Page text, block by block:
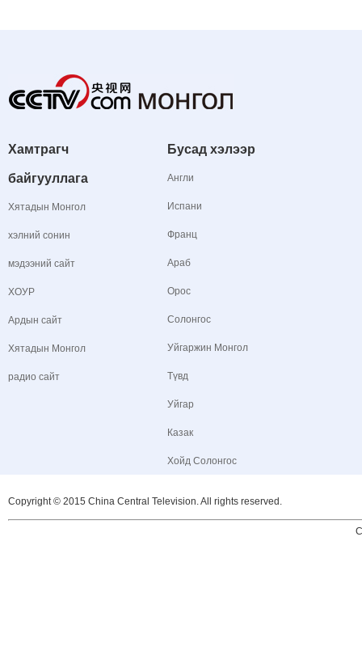
Хамтрагч
байгууллага
Хятадын Монгол
хэлний сонин
мэдээний сайт
ХОУР
Ардын сайт
Хятадын Монгол
радио сайт
Бусад хэлээр
Англи
Испани
Франц
Араб
Орос
Солонгос
Уйгаржин Монгол
Түвд
Уйгар
Казак
Хойд Солонгос
Copyright © 2015 China Central Television. All rights reserved.